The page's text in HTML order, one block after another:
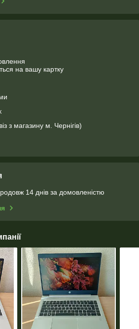
на вашу картку
з магазину м. Чернігів)
14 днів за домовленістю